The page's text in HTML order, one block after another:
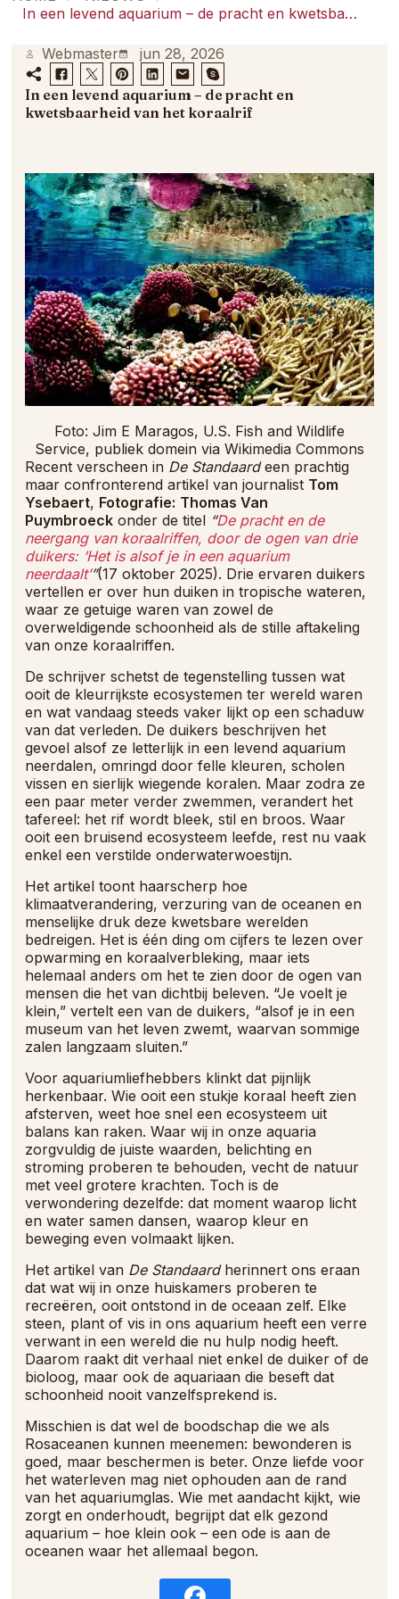
samenkomt.
In een levend aquarium – de pracht en kwetsbaarheid van het koraalrif
Webmaster jun 28, 2026
In een levend aquarium – de pracht en
kwetsbaarheid van het koraalrif
Foto: Jim E Maragos, U.S. Fish and Wildlife
Service, publiek domein via Wikimedia Commons
Recent verscheen in De Standaardeen prachtig
maar confronterend artikel van journalist Tom
Ysebaert, Fotografie: Thomas Van
Puymbroeck onder de titel “De pracht en de
neergang van koraalriffen, door de ogen van drie
duikers: ‘Het is alsof je in een aquarium
neerdaalt’”(17 oktober 2025). Drie ervaren duikers
vertellen er over hun duiken in tropische wateren,
waar ze getuige waren van zowel de
overweldigende schoonheid als de stille aftakeling
van onze koraalriffen.
De schrijver schetst de tegenstelling tussen wat
ooit de kleurrijkste ecosystemen ter wereld waren
en wat vandaag steeds vaker lijkt op een schaduw
van dat verleden. De duikers beschrijven het
gevoel alsof ze letterlijk in een levend aquarium
neerdalen, omringd door felle kleuren, scholen
vissen en sierlijk wiegende koralen. Maar zodra ze
een paar meter verder zwemmen, verandert het
tafereel: het rif wordt bleek, stil en broos. Waar
ooit een bruisend ecosysteem leefde, rest nu vaak
enkel een verstilde onderwaterwoestijn.
Het artikel toont haarscherp hoe
klimaatverandering, verzuring van de oceanen en
menselijke druk deze kwetsbare werelden
bedreigen. Het is één ding om cijfers te lezen over
opwarming en koraalverbleking, maar iets
helemaal anders om het te zien door de ogen van
mensen die het van dichtbij beleven. “Je voelt je
klein,” vertelt een van de duikers, “alsof je in een
museum van het leven zwemt, waarvan sommige
zalen langzaam sluiten.”
Voor aquariumliefhebbers klinkt dat pijnlijk
herkenbaar. Wie ooit een stukje koraal heeft zien
afsterven, weet hoe snel een ecosysteem uit
balans kan raken. Waar wij in onze aquaria
zorgvuldig de juiste waarden, belichting en
stroming proberen te behouden, vecht de natuur
met veel grotere krachten. Toch is de
verwondering dezelfde: dat moment waarop licht
en water samen dansen, waarop kleur en
beweging even volmaakt lijken.
Het artikel van De Standaardherinnert ons eraan
dat wat wij in onze huiskamers proberen te
recreëren, ooit ontstond in de oceaan zelf. Elke
steen, plant of vis in ons aquarium heeft een verre
verwant in een wereld die nu hulp nodig heeft.
Daarom raakt dit verhaal niet enkel de duiker of de
bioloog, maar ook de aquariaan die beseft dat
schoonheid nooit vanzelfsprekend is.
Misschien is dat wel de boodschap die we als
Rosaceanen kunnen meenemen: bewonderen is
goed, maar beschermen is beter. Onze liefde voor
het waterleven mag niet ophouden aan de rand
van het aquariumglas. Wie met aandacht kijkt, wie
zorgt en onderhoudt, begrijpt dat elk gezond
aquarium – hoe klein ook – een ode is aan de
oceanen waar het allemaal begon.